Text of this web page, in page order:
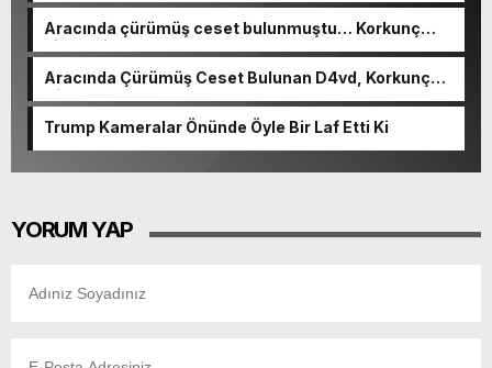
Aracında çürümüş ceset bulunmuştu… Korkunç
cinayetin detayları ortaya çıktı
Aracında Çürümüş Ceset Bulunan D4vd, Korkunç
Cinayetle Yargılanıyor
Trump Kameralar Önünde Öyle Bir Laf Etti Ki
YORUM YAP